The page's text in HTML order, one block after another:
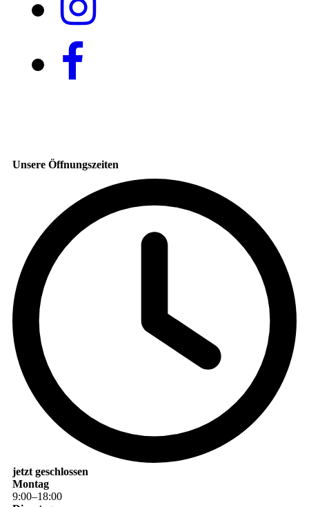
Unsere Öffnungszeiten
jetzt geschlossen
Montag
9:00–18:00